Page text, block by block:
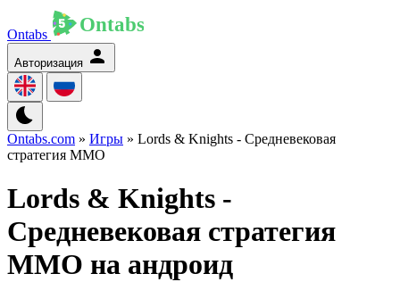
Ontabs
Авторизация
Ontabs.com » Игры » Lords & Knights - Средневековая
стратегия ММО
Lords & Knights -
Средневековая стратегия
ММО на андроид